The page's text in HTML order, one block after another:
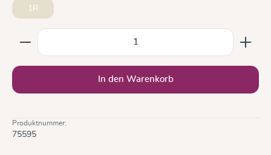
1R
Produkt Anzahl: Gib den gewünschten Wert ein
In den Warenkorb
Produktnummer:
75595